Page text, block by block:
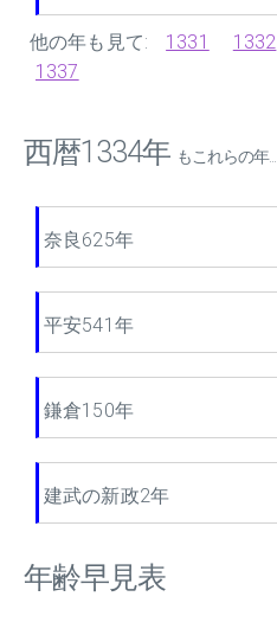
他の年も見て: 1331 1332
1337
西暦1334年 もこれらの年...
奈良625年
平安541年
鎌倉150年
建武の新政2年
年齢早見表